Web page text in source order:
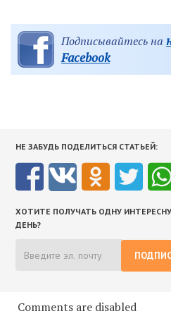
Подписывайтесь на
Facebook
НЕ ЗАБУДЬ ПОДЕЛИТЬСЯ СТАТЬЕЙ:
ХОТИТЕ ПОЛУЧАТЬ ОДНУ
ДЕНЬ?
Comments are disabled